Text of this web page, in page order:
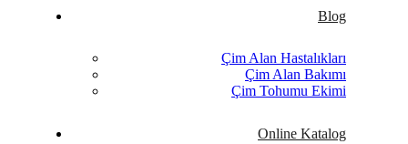
Blog
Çim Alan Hastalıkları
Çim Alan Bakımı
Çim Tohumu Ekimi
Online Katalog